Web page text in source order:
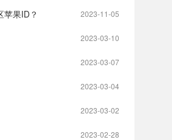
2023-11-05
苹果ID？
2023-03-10
2023-03-07
2023-03-04
2023-03-02
2023-02-28